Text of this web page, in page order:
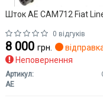
Шток AE CAM712 Fiat
0 відгуків
8 000 грн.
Неповернення
Артикул:
AE